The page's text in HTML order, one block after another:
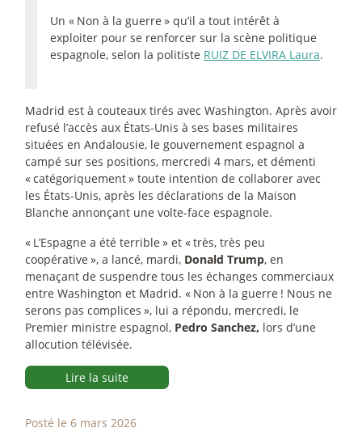
Un « Non à la guerre » qu’il a tout intérêt à
exploiter pour se renforcer sur la scène politique
espagnole, selon la politiste RUIZ DE ELVIRA Laura.
Madrid est à couteaux tirés avec Washington. Après avoir
refusé l’accès aux États-Unis à ses bases militaires
situées en Andalousie, le gouvernement espagnol a
campé sur ses positions, mercredi 4 mars, et démenti
«catégoriquement» toute intention de collaborer avec
les États-Unis, après les déclarations de la Maison
Blanche annonçant une volte-face espagnole.
« L’Espagne a été terrible » et «très, très peu
coopérative », a lancé, mardi, Donald Trump, en
menaçant de suspendre tous les échanges commerciaux
entre Washington et Madrid. « Non à la guerre ! Nous ne
serons pas complices », lui a répondu, mercredi, le
Premier ministre espagnol, Pedro Sanchez, lors d’une
allocution télévisée.
Lire la suite
Posté le 6 mars 2026